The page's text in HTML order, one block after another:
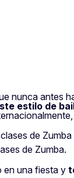
nunca antes
estilo de
de
de Zumba.
en una fiesta y